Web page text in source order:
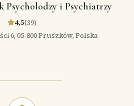
Psycholodzy i Psychiatrzy
4,5(39)
6, 05-800 Pruszków, Polska